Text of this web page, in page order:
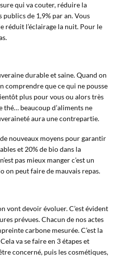
qui va couter, réduire la
de 1,9% par an. Vous
réduit l’éclairage la nuit. Pour le
durable et saine. Quand on
comprendre que ce qui ne pousse
plus pour vous ou alors très
thé… beaucoup d’aliments ne
aura une contrepartie.
nouveaux moyens pour garantir
et 20% de bio dans la
pas mieux manger c’est un
on peut faire de mauvais repas.
vont devoir évoluer. C’est évident
prévues. Chacun de nos actes
carbone mesurée. C’est la
va se faire en 3 étapes et
concerné, puis les cosmétiques,